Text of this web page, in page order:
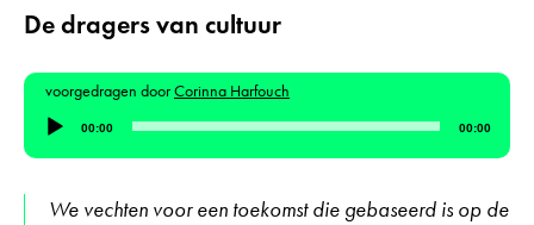
De dragers van cultuur
voorgedragen doorCorinna Harfouch
Audiospeler
00:00 00:00
We vechten voor een toekomst die gebaseerd is op de